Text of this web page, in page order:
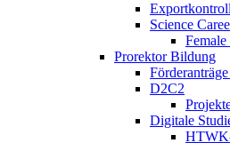
Science
Prorektor Bildung
D2C2
Digitale